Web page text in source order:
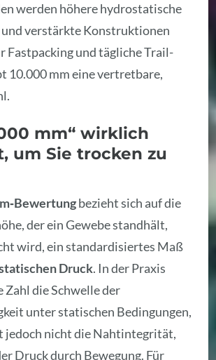
werden höhere hydrostatische
verstärkte Konstruktionen
Fastpacking und tägliche Trail-
10.000 mm eine vertretbare,
mm“ wirklich
um Sie trocken zu
bezieht sich auf die
der ein Gewebe standhält,
wird, ein standardisiertes Maß
Druck. In der Praxis
Zahl die Schwelle der
unter statischen Bedingungen,
jedoch nicht die Nahtintegrität,
Druck durch Bewegung. Für